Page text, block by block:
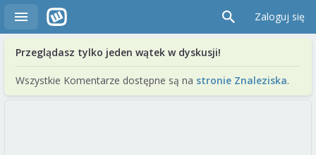
Zaloguj się
Przeglądasz tylko jeden wątek w dyskusji!
Wszystkie Komentarze dostępne są na stronie Znaleziska.